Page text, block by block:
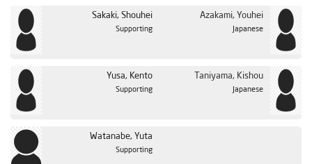
Sakaki, Shouhei
Supporting
Azakami, Youhei
Japanese
Yusa, Kento
Supporting
Taniyama, Kishou
Japanese
Watanabe, Yuta
Supporting